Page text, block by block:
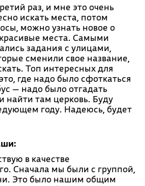
раз, и мне это очень
искать места, потом
можно узнать новое о
места. Самыми
задания с улицами,
сменили свое название,
Топ интересных для
где надо было сфоткаться
— надо было отгадать
найти там церковь. Буду
году. Надеюсь, будет
в качестве
Сначала мы были с группой,
Это было нашим общим